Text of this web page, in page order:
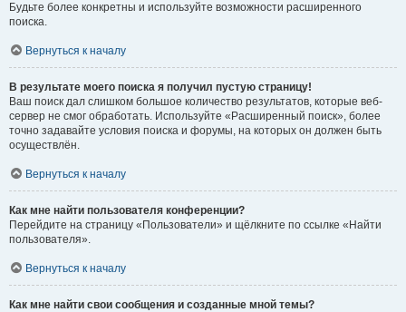
Будьте более конкретны и используйте возможности расширенного
поиска.
Вернуться к началу
В результате моего поиска я получил пустую страницу!
Ваш поиск дал слишком большое количество результатов, которые веб-
сервер не смог обработать. Используйте «Расширенный поиск», более
точно задавайте условия поиска и форумы, на которых он должен быть
осуществлён.
Вернуться к началу
Как мне найти пользователя конференции?
Перейдите на страницу «Пользователи» и щёлкните по ссылке «Найти
пользователя».
Вернуться к началу
Как мне найти свои сообщения и созданные мной темы?